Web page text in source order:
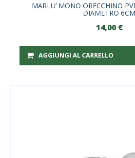
MARLU’ MONO ORECCHINO
DIAMETRO 6CM
14,00 €
AGGIUNGI AL CARRELLO